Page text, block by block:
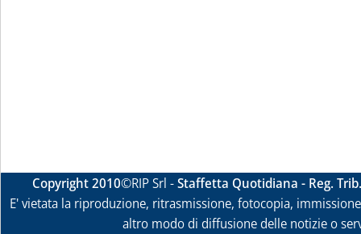
Copyright 2010©RIP Srl -Staffetta Quotidiana - Reg.
E' vietata la riproduzione, ritrasmissione, fotocopia,
altro modo di diffusione delle notizie o